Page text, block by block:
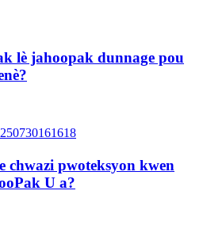
lè jahoopak dunnage pou
chwazi pwoteksyon kwen
U a?